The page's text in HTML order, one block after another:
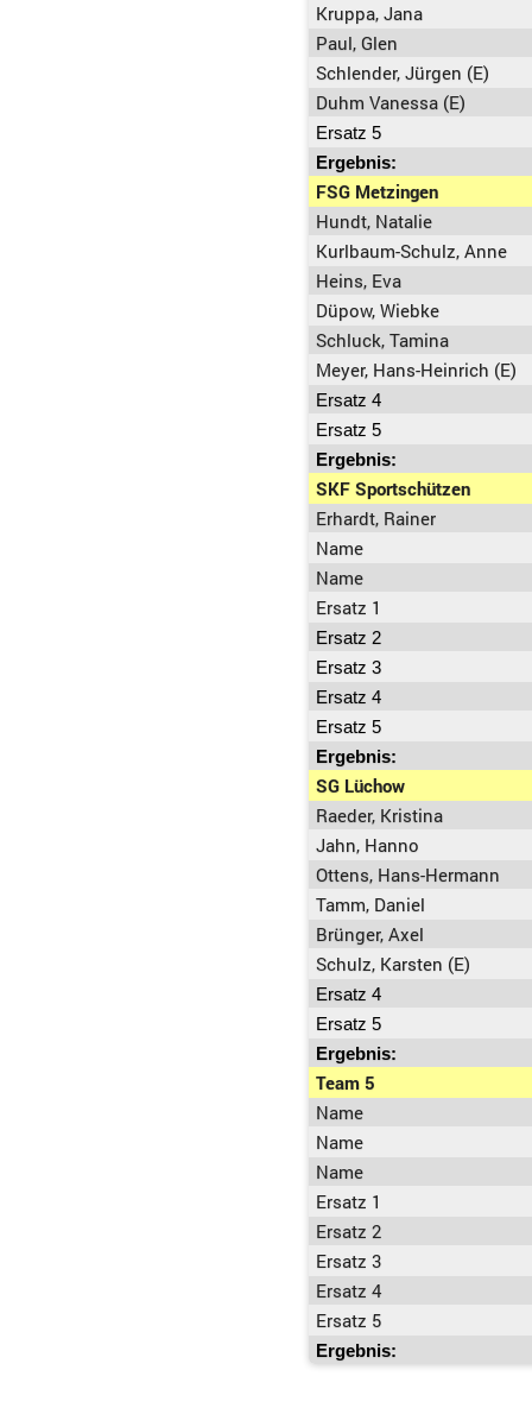
Kruppa, Jana
Paul, Glen
Schlender, Jürgen (E)
Duhm Vanessa (E)
Ersatz 5
Ergebnis:
FSG Metzingen
Hundt, Natalie
Kurlbaum-Schulz, Anne
Heins, Eva
Düpow, Wiebke
Schluck, Tamina
Meyer, Hans-Heinrich (E)
Ersatz 4
Ersatz 5
Ergebnis:
SKF Sportschützen
Erhardt, Rainer
Name
Name
Ersatz 1
Ersatz 2
Ersatz 3
Ersatz 4
Ersatz 5
Ergebnis:
SG Lüchow
Raeder, Kristina
Jahn, Hanno
Ottens, Hans-Hermann
Tamm, Daniel
Brünger, Axel
Schulz, Karsten (E)
Ersatz 4
Ersatz 5
Ergebnis:
Team 5
Name
Name
Name
Ersatz 1
Ersatz 2
Ersatz 3
Ersatz 4
Ersatz 5
Ergebnis: